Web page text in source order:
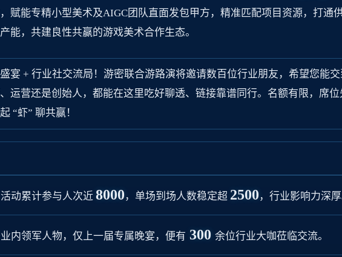
赋能专精小型美术及AIGC团队直面发包甲方，精准匹配项目资源，打通
能，共建良性共赢的游戏美术合作生态。
宴 + 行业社交流局！游密联合游路演将邀请数百位行业朋友，希望您能交
运营还是创始人，都能在这里吃好聊透、链接靠谱同行。名额有限，席
“虾” 聊共赢！
动累计参与人次近 8000 ，单场到场人数稳定超 2500 ，行业影响力深厚
内领军人物，仅上一届专属晚宴，便有 300 余位行业大咖莅临交流。